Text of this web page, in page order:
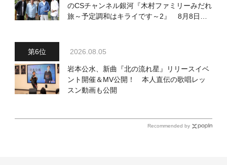
のCSチャンネル銀河『木村ファミリーみだれ
旅～予定調和はキライです～2』 8月8日
2026.08.05
岩本公水、新曲『北の流れ星』リリースイベ
ント開催＆MV公開！ 本人直伝の歌唱レッ
スン動画も公開
Recommended by